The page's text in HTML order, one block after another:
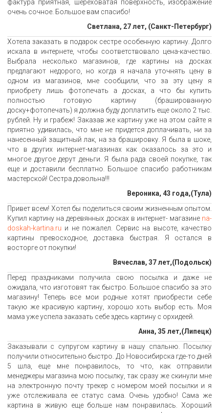
фактура приятная, шереховатая поверхность, изображение
очень сочное. Большое вам спасибо!
Светлана, 27 лет, (Санкт-Петербург)
Хотела заказать в подарок сестре особенную картину. Долго
искала в интернете, чтобы соответствовало цена-качество.
Выбрала несколько магазинов, где картины на досках
предлагают недорого, но когда я начала уточнять цену в
одном из магазинов, мне сообщили, что за эту цену я
приобрету лишь фотопечать а досках, а что бы купить
полностью готовую картину (брашированную
доску+фотопечать) я должна буду доплатить еще около 2 тыс.
рублей. Ну и грабеж! Заказав же картину уже на этом сайте я
приятно удивилась, что мне не придется доплачивать, ни за
нанесенный защитный лак, на за брашировку. Я была в шоке,
что в других интернет-магазинах как оказалось за это и
многое другое дерут деньги. Я была рада своей покупке, так
еще и доставили бесплатно. Большое спасибо работникам
мастерской! Сестра довольна!!!
Вероника, 43 года,(Тула)
Привет всем! Хотел бы поделиться своим жизненным опытом.
Купил картину на деревянных досках в интернет- магазине na-
doskah-kartina.ru и не пожалел. Сервис на высоте, качество
картины превосходное, доставка быстрая. Я остался в
восторге от покупки!
Вячеслав, 37 лет,(Подольск)
Перед праздниками получила свою посылка и даже не
ожидала, что изготовят так быстро. Большое спасибо за это
магазину! Теперь все мои родные хотят приобрести себе
такую же красивую картину, хорошо хоть выбор есть. Моя
мама уже успела заказать себе здесь картину с орхидеей.
Анна, 35 лет,(Липецк)
Заказывали с супругом картину в нашу спальню. Посылку
получили относительно быстро. До Новосибирска где-то дней
5 шла, еще мне понравилось, то что, как отправили
менеджеры магазина мою посылку, так сразу же скинули мне
на электронную почту трекер с номером моей посылки и я
уже отслеживала ее статус сама. Очень удобно! Сама же
картина в живую еще больше нам понравилась. Хороший